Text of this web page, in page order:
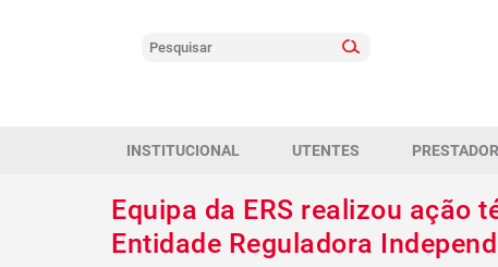
INSTITUCIONAL UTENTES
Equipa da ERS realizou ação
Entidade Reguladora